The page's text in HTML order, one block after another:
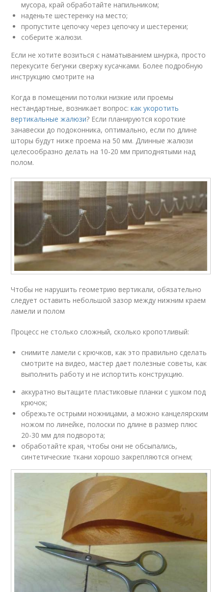
мусора, край обработайте напильником;
наденьте шестеренку на место;
пропустите цепочку через цепочку и шестеренки;
соберите жалюзи.
Если не хотите возиться с наматыванием шнурка, просто
перекусите бегунки свержу кусачками. Более подробную
инструкцию смотрите на
Когда в помещении потолки низкие или проемы
нестандартные, возникает вопрос:как укоротить
вертикальные жалюзи? Если планируются короткие
занавески до подоконника, оптимально, если по длине
шторы будут ниже проема на 50 мм. Длинные жалюзи
целесообразно делать на 10-20 мм приподнятыми над
полом.
Чтобы не нарушить геометрию вертикали, обязательно
следует оставить небольшой зазор между нижним краем
ламели и полом
Процесс не столько сложный, сколько кропотливый:
снимите ламели с крючков, как это правильно сделать
смотрите на видео, мастер дает полезные советы, как
выполнить работу и не испортить конструкцию.
аккуратно вытащите пластиковые планки с ушком под
крючок;
обрежьте острыми ножницами, а можно канцелярским
ножом по линейке, полоски по длине в размер плюс
20-30 мм для подворота;
обработайте края, чтобы они не обсыпались,
синтетические ткани хорошо закрепляются огнем;